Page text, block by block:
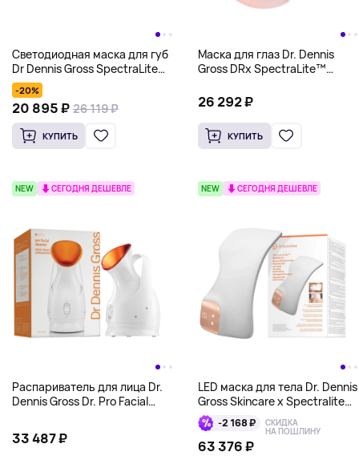
Светодиодная маска для губ
Dr Dennis Gross SpectraLite
LipWare Pro, золотой
-20%
20 895 ₽ 26 119 ₽
КУПИТЬ
Маска для глаз Dr. Dennis
Gross DRx SpectraLite™
золото
26 292 ₽
КУПИТЬ
NEW СЕГОДНЯ ДЕШЕВЛЕ
Распариватель для лица Dr.
Dennis Gross Dr. Pro Facial
33 487 ₽
NEW СЕГОДНЯ ДЕШЕВЛЕ
LED маска для тела Dr. Dennis
Gross Skincare x Spectralite
BodyWare Pro, белый
-2 168 ₽ СКИДКА
НА ПОШЛИНУ
63 376 ₽